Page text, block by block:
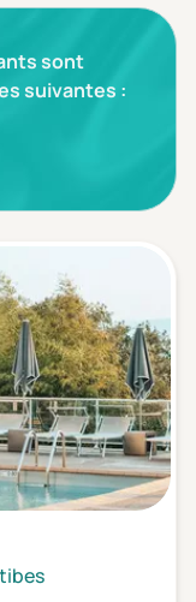
(0)
(0)
(0)
(0)
(0)
(0)
sont
suivantes :